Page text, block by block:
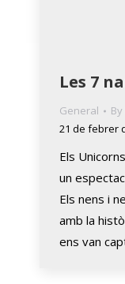
Les 7
General By
21 de febrer
Els
un
Els nens i
amb la
ens van